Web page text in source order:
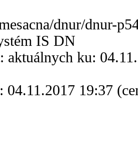
dnur/dnur-
IS DN
aktuálnych ku:
04.11.2017 19:37